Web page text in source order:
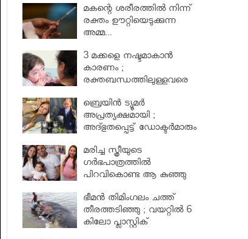
മകന്റെ ശരീരത്തില്‍ നിന്ന്
രക്തം ഊറ്റിയെടുക്കുന്ന
അമ്മ...
3 മക്കളെ നഷ്ടമാകാൻ
കാരണം ;
രക്തബന്ധത്തിലുള്ളവരെ
ബ്രെയിൻ ട്യൂമർ
അപ്രത്യക്ഷമായി ;
അദ്ഭുതപ്പെട്ട് ഡോക്ടർമാരും
മരിച്ച സ്ത്രീയുടെ
ഗര്‍ഭപാത്രത്തില്‍
പിറവികൊണ്ട ആ കുഞ്ഞു
ഭീമന്‍ തിമിംഗലം ചത്ത്
തീരത്തടിഞ്ഞു ; വയറ്റില്‍ 6
കിലോ പ്ലാസ്റ്റിക്